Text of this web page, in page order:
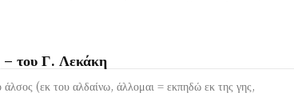
– του Γ. Λεκάκη
(εκ του αλδαίνω, άλλομαι = εκπηδώ εκ της γης,